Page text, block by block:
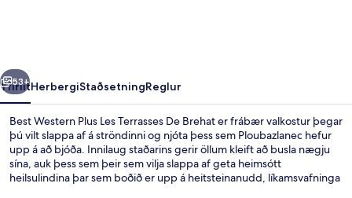
Brehat
Næsta
53+
YfirlitHerbergiStaðsetningReglur
Best Western Plus Les Terrasses De Brehat er frábær valkostur þegar
þú vilt slappa af á ströndinni og njóta þess sem Ploubazlanec hefur
upp á að bjóða. Innilaug staðarins gerir öllum kleift að busla nægju
sína, auk þess sem þeir sem vilja slappa af geta heimsótt
heilsulindina þar sem boðið er upp á heitsteinanudd, líkamsvafninga